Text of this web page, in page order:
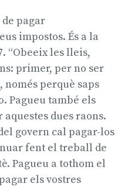
pagar
impostos. És a la
“Obeeix les lleis,
primer, per no ser
només perquè saps
Pagueu també els
dues raons.
govern cal pagar-los
fent el treball de
Pagueu a tothom el
els vostres